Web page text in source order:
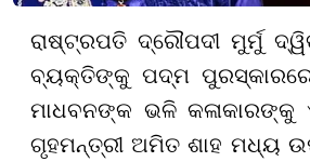
ରାଷ୍ଟ୍ରପତି ଦ୍ରୌପଦୀ ମୁର୍ମୁ
ବ୍ୟକ୍ତିଙ୍କୁ ପଦ୍ମ ପୁରସ୍କାରରେ
ମାଧବନଙ୍କ ଭଳି
ଗୃହମନ୍ତ୍ରୀ ଅମିତ ଶାହ ମଧ୍ୟ